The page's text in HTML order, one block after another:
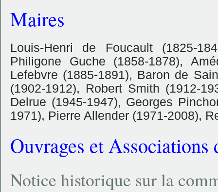
Maires
Louis-Henri de Foucault (1825-
Philigone Guche (1858-1878),
Lefebvre (1885-1891), Baron de
(1902-1912), Robert Smith (1912-
Delrue (1945-1947), Georges
1971), Pierre Allender (1971-2008),
Ouvrages et Associations
Notice historique sur la